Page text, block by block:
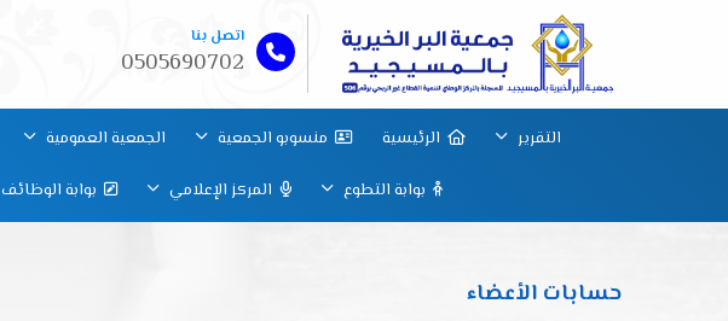
اتصل بنا
0505690702
التقرير الرئيسية منسوبو الجمعية الجمعية العمومية
بوابة التطوع المركز الإعلامي بوابة الوظائف
حسابات الأعضاء